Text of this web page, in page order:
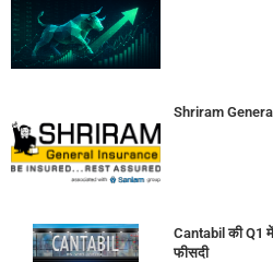
Shriram
Cantabil की Q1
फीसदी